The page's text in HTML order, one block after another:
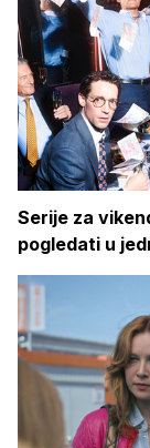
Serije za
pogledati u